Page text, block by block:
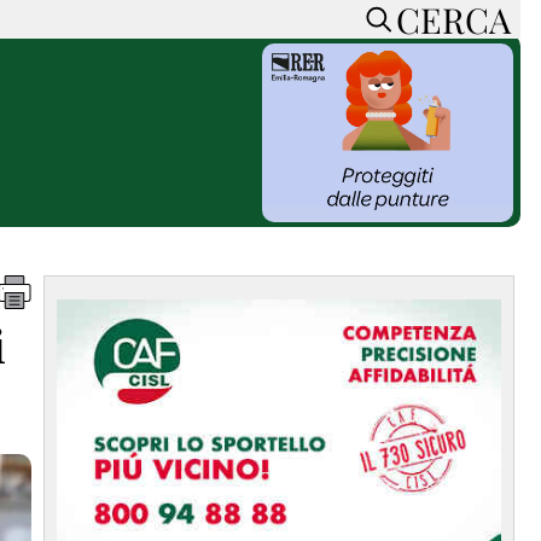
CERCA
ACCEDI o REGISTRATI
SOSTIENI LA PRESSA
CONOSCI LA PRESSA
PRIVACY POLICY
MAPPA DEL SITO
NORMATIVE
DEONTOLOGICHE
CERCA